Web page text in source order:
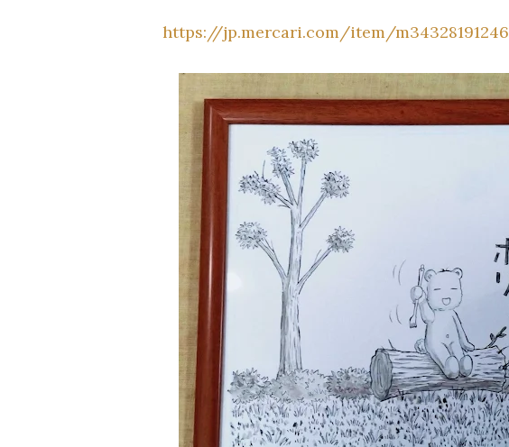
https://jp.mercari.com/item/m34328191246